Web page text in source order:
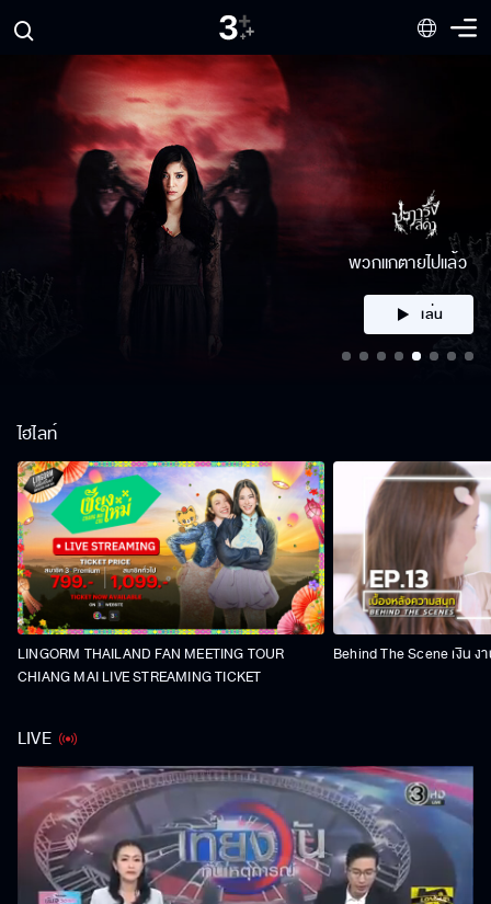
คลิก
ไฮไลท์
LINGORM THAILAND FAN MEETING TOUR
CHIANG MAI LIVE STREAMING TICKET
Behind The Scene เงิน ง
LIVE